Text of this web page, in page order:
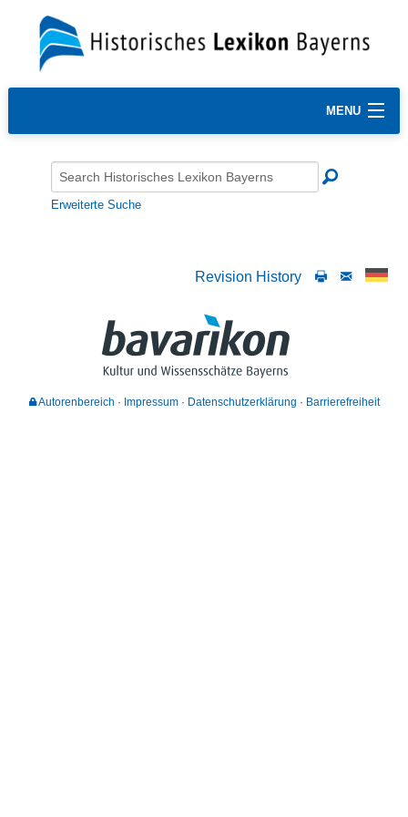
MENU
Erweiterte Suche
Revision History
Autorenbereich Impressum Datenschutzerklärung Barrierefreiheit